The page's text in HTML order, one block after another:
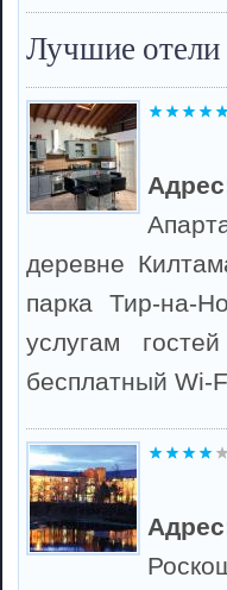
Лучшие
деревне
парка Тир-на-
услугам
бесплатный Wi-